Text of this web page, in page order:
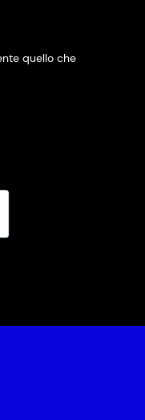
quello che